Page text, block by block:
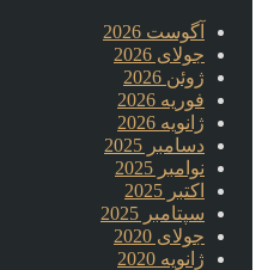
آگوست 2026
جولای 2026
ژوئن 2026
فوریه 2026
ژانویه 2026
دسامبر 2025
نوامبر 2025
اکتبر 2025
سپتامبر 2025
جولای 2020
ژانویه 2020